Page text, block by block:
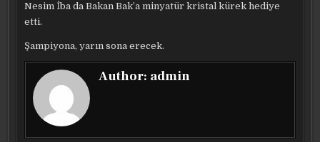
Nesim İba da Bakan Bak’a minyatür kristal kürek hediye
etti.
Şampiyona, yarın sona erecek.
Author: admin